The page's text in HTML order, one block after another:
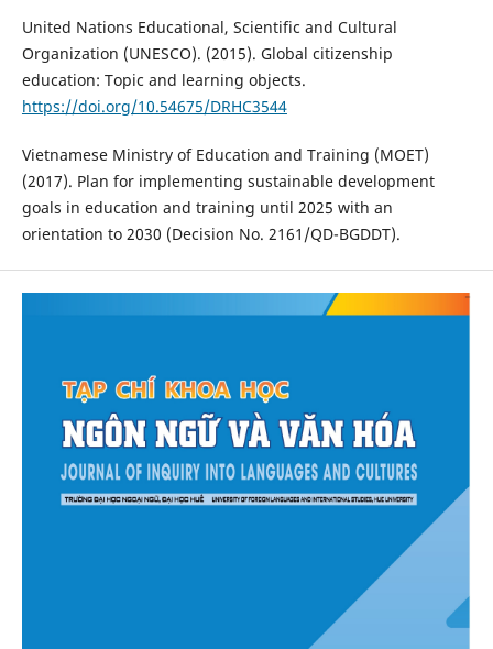
United Nations Educational, Scientific and Cultural
Organization (UNESCO). (2015). Global citizenship
education: Topic and learning objects.
https://doi.org/10.54675/DRHC3544
Vietnamese Ministry of Education and Training (MOET)
(2017). Plan for implementing sustainable development
goals in education and training until 2025 with an
orientation to 2030 (Decision No. 2161/QD-BGDDT).